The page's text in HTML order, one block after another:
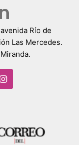
Río de
Las Mercedes.
Instagram